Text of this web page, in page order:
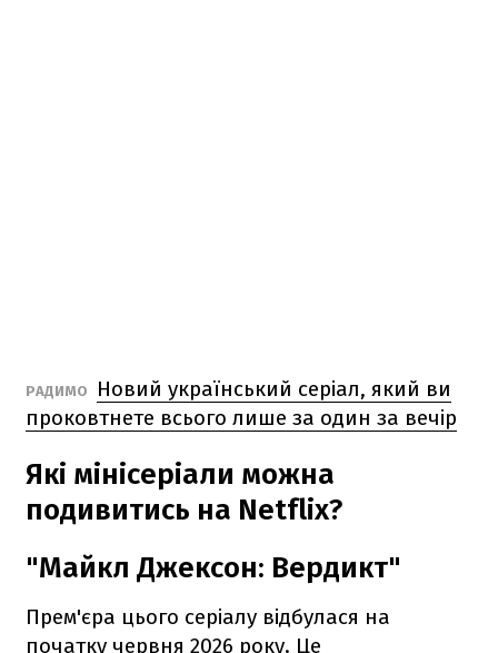
РАДИМО
Новий український серіал, який ви
проковтнете всього лише за один за вечір
Які мінісеріали можна
подивитись на Netflix?
"Майкл Джексон: Вердикт"
Прем'єра цього серіалу відбулася на
початку червня 2026 року. Це